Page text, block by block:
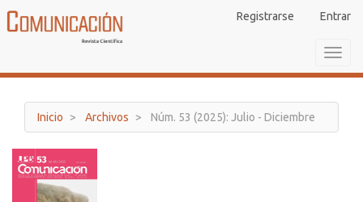
principal
Contenido
Barra
Registrarse Entrar
Inicio Archivos Núm. 53 (2025): Julio - Diciembre